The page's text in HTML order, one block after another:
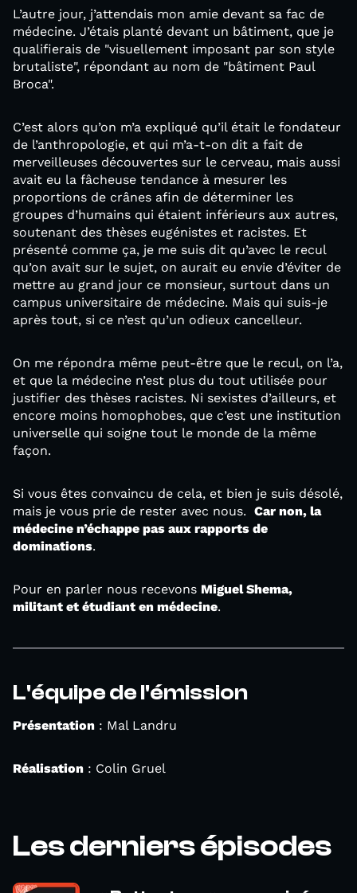
L’autre jour, j’attendais mon amie devant sa fac de
médecine. J’étais planté devant un bâtiment, que je
qualifierais de "visuellement imposant par son style
brutaliste", répondant au nom de "bâtiment Paul
Broca".
C’est alors qu’on m’a expliqué qu’il était le fondateur
de l’anthropologie, et qui m’a-t-on dit a fait de
merveilleuses découvertes sur le cerveau, mais aussi
avait eu la fâcheuse tendance à mesurer les
proportions de crânes afin de déterminer les
groupes d’humains qui étaient inférieurs aux autres,
soutenant des thèses eugénistes et racistes. Et
présenté comme ça, je me suis dit qu’avec le recul
qu’on avait sur le sujet, on aurait eu envie d’éviter de
mettre au grand jour ce monsieur, surtout dans un
campus universitaire de médecine. Mais qui suis-je
après tout, si ce n’est qu’un odieux cancelleur.
On me répondra même peut-être que le recul, on l’a,
et que la médecine n’est plus du tout utilisée pour
justifier des thèses racistes. Ni sexistes d’ailleurs, et
encore moins homophobes, que c’est une institution
universelle qui soigne tout le monde de la même
façon.
Si vous êtes convaincu de cela, et bien je suis désolé,
mais je vous prie de rester avec nous. Car non, la
médecine n’échappe pas aux rapports de
dominations.
Pour en parler nous recevons Miguel Shema,
militant et étudiant en médecine.
L'équipe de l'émission
Présentation : Mal Landru
Réalisation : Colin Gruel
Les derniers épisodes